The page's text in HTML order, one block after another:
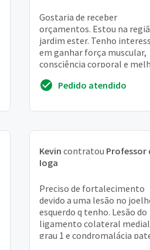
Gostaria de receber
orçamentos. Estou na
jardim ester. Tenho
em ganhar força muscular,
consciência corporal e
Pedido atendido
Kevin contratou Professor
Ioga
Preciso de fortalecimento
devido a uma lesão no
esquerdo q tenho. Lesão do
ligamento colateral medial
grau 1 e condromalácia